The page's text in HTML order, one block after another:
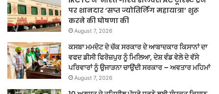
पर शानदार ‘सप्त ज्योतिर्लिंग महायात्रा’ शुरू
करने की घोषणा की
August 7, 2026
ਕਸਬਾ ਮਮਦੋਟ ਦੇ ਚੱਕ ਸਰਕਾਰ ਦੇ ਆਬਾਦਕਾਰ ਕਿਸਾਨਾਂ ਦਾ
ਵਫਦ ਡੀਸੀ ਫਿਰੋਜ਼ਪੁਰ ਨੂੰ ਮਿਲਿਆ, ਦੇਸ਼ ਵੰਡ ਵੇਲੇ ਦੇ ਵੱਸੇ
ਪਰਿਵਾਰਾਂ ਨੂੰ ਉਜਾੜਨਾ ਚਾਉਂਦੀ ਸਰਕਾਰ – ਅਵਤਾਰ ਮਹਿਮਾਂ
August 7, 2026